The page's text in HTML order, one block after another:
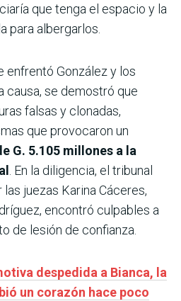
que tenga el espacio y la
para albergarlos.
enfrentó González y los
causa, se demostró que
falsas y clonadas,
que provocaron un
G. 5.105 millones a la
. En la diligencia, el tribunal
juezas Karina Cáceres,
encontró culpables a
de lesión de confianza.
despedida a Bianca, la
un corazón hace poco